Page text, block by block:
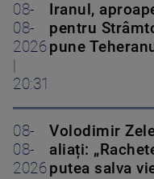
08-
08-
2026
20:31
Iranul,
pentru
pune
08-
08-
2026
Volodimir
aliați:
putea salva